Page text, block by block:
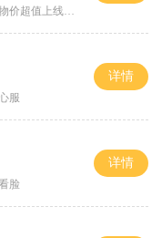
值上线送神器
服
详情
脸
详情